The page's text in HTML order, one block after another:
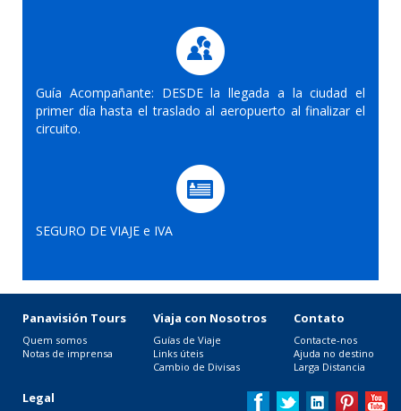
Guía Acompañante: DESDE la llegada a la ciudad el
primer día hasta el traslado al aeropuerto al finalizar el
circuito.
SEGURO DE VIAJE e IVA
Panavisión Tours
Quem somos
Notas de imprensa
Viaja con Nosotros
Guías de Viaje
Links úteis
Cambio de Divisas
Contato
Contacte-nos
Ajuda no destino
Larga Distancia
Legal